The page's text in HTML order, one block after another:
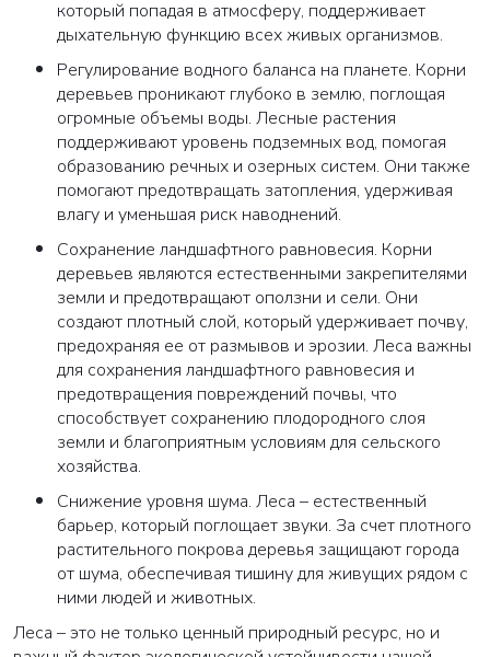
который попадая в атмосферу, поддерживает
дыхательную функцию всех живых организмов.
Регулирование водного баланса на планете. Корни
деревьев проникают глубоко в землю, поглощая
огромные объемы воды. Лесные растения
поддерживают уровень подземных вод, помогая
образованию речных и озерных систем. Они также
помогают предотвращать затопления, удерживая
влагу и уменьшая риск наводнений.
Сохранение ландшафтного равновесия. Корни
деревьев являются естественными закрепителями
земли и предотвращают оползни и сели. Они
создают плотный слой, который удерживает почву,
предохраняя ее от размывов и эрозии. Леса важны
для сохранения ландшафтного равновесия и
предотвращения повреждений почвы, что
способствует сохранению плодородного слоя
земли и благоприятным условиям для сельского
хозяйства.
Снижение уровня шума. Леса – естественный
барьер, который поглощает звуки. За счет плотного
растительного покрова деревья защищают города
от шума, обеспечивая тишину для живущих рядом с
ними людей и животных.
Леса – это не только ценный природный ресурс, но и